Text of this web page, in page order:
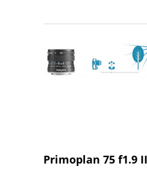
Primoplan 75 f1.9